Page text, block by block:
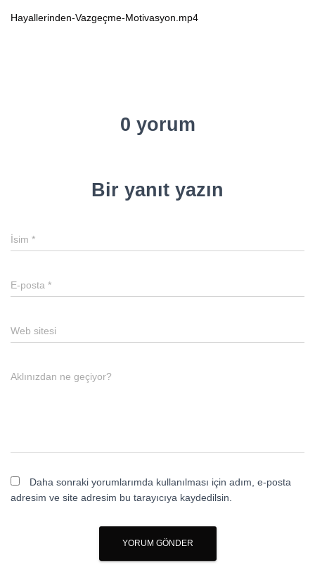
Hayallerinden-Vazgeçme-Motivasyon.mp4
0 yorum
Bir yanıt yazın
İsim *
E-posta *
Web sitesi
Aklınızdan ne geçiyor?
Daha sonraki yorumlarımda kullanılması için adım, e-posta
adresim ve site adresim bu tarayıcıya kaydedilsin.